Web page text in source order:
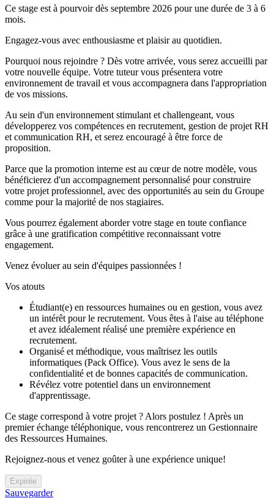
Ce stage est à pourvoir dès septembre 2026 pour une durée de 3 à 6
mois.
Engagez-vous avec enthousiasme et plaisir au quotidien.
Pourquoi nous rejoindre ? Dès votre arrivée, vous serez accueilli par
votre nouvelle équipe. Votre tuteur vous présentera votre
environnement de travail et vous accompagnera dans l'appropriation
de vos missions.
Au sein d'un environnement stimulant et challengeant, vous
développerez vos compétences en recrutement, gestion de projet RH
et communication RH, et serez encouragé à être force de
proposition.
Parce que la promotion interne est au cœur de notre modèle, vous
bénéficierez d'un accompagnement personnalisé pour construire
votre projet professionnel, avec des opportunités au sein du Groupe
comme pour la majorité de nos stagiaires.
Vous pourrez également aborder votre stage en toute confiance
grâce à une gratification compétitive reconnaissant votre
engagement.
Venez évoluer au sein d'équipes passionnées !
Vos atouts
Étudiant(e) en ressources humaines ou en gestion, vous avez
un intérêt pour le recrutement. Vous êtes à l'aise au téléphone
et avez idéalement réalisé une première expérience en
recrutement.
Organisé et méthodique, vous maîtrisez les outils
informatiques (Pack Office). Vous avez le sens de la
confidentialité et de bonnes capacités de communication.
Révélez votre potentiel dans un environnement
d'apprentissage.
Ce stage correspond à votre projet ? Alors postulez ! Après un
premier échange téléphonique, vous rencontrerez un Gestionnaire
des Ressources Humaines.
Rejoignez-nous et venez goûter à une expérience unique!
Expirée
Sauvegarder